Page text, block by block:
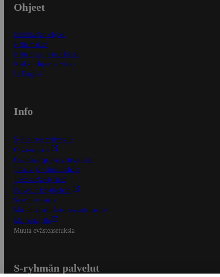
Ohjeet
Ensitilaajan ohjeet
Näin maksat
Näin tilaat ja muokkaat
Kaikki ohjeet ja vinkit
In English
Info
S-Business yrityksille
Oiva-raportit
Osuuskauppojen yhteystiedot
Tilaus- ja toimitusehdot
Tietosuojakäytäntö
Palvelun käyttöehdot
Saavutettavuus
Mobiilisovelluksen saavutettavuus
Mainostajalle
Muuta evästeasetuksia
S-ryhmän palvelut